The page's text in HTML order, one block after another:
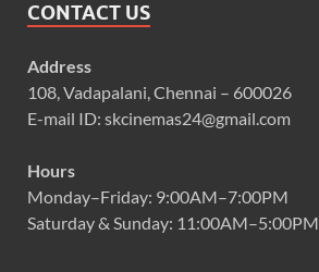
CONTACT US
Address
108, Vadapalani, Chennai – 600026
E-mail ID: skcinemas24@gmail.com
Hours
Monday–Friday: 9:00AM–7:00PM
Saturday & Sunday: 11:00AM–5:00PM